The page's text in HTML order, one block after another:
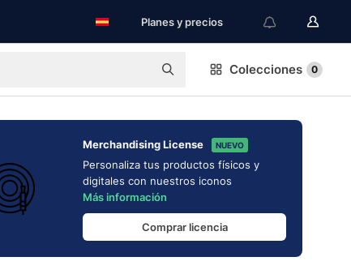
Planes y precios
Colecciones 0
Merchandising License NUEVO
Personaliza tus productos físicos y
digitales con nuestros iconos
Más información
Comprar licencia